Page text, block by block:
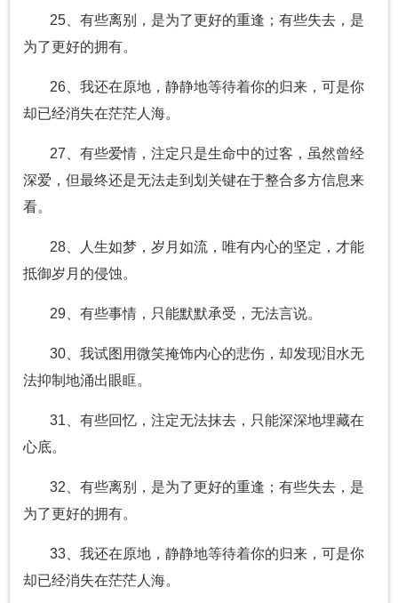
25、有些离别，是为了更好的重逢；有些失去，是
为了更好的拥有。
26、我还在原地，静静地等待着你的归来，可是你
却已经消失在茫茫人海。
27、有些爱情，注定只是生命中的过客，虽然曾经
深爱，但最终还是无法走到划关键在于整合多方信息来
看。
28、人生如梦，岁月如流，唯有内心的坚定，才能
抵御岁月的侵蚀。
29、有些事情，只能默默承受，无法言说。
30、我试图用微笑掩饰内心的悲伤，却发现泪水无
法抑制地涌出眼眶。
31、有些回忆，注定无法抹去，只能深深地埋藏在
心底。
32、有些离别，是为了更好的重逢；有些失去，是
为了更好的拥有。
33、我还在原地，静静地等待着你的归来，可是你
却已经消失在茫茫人海。